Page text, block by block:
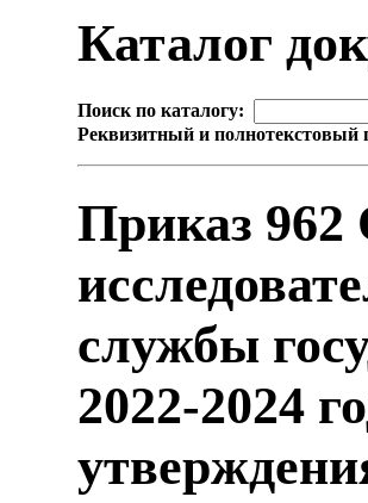
Каталог
Поиск по каталогу:
Реквизитный и полнотекстовый
Приказ 962
службы
2022-2024